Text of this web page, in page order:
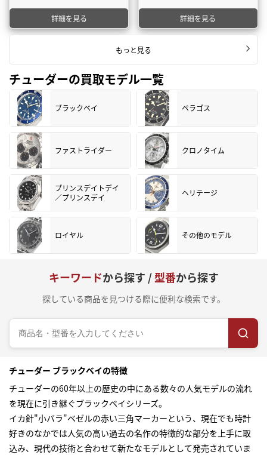
詳細を見る 詳細を見る
もっと見る
チューダーの買取モデル一覧
ブラックベイ ペラゴス
ファストライダー クロノタイム
プリンスデイトデイ
／プリンスデイ
ヘリテージ
ロイヤル その他のモデル
キーワードから探す /型番から探す
探している商品を見つける際に便利な検索です。
チューダー ブラックベイの特徴
チューダーの60年以上の歴史の中にある数々の人気モデルの流れ
を現在に引き継ぐブラックベイシリーズ。
イカ針"小バラ"ベゼルの赤い三角マーカーという、現在でも時計
好きのなかでは人気の高い過去の名作の特徴的な部分を上手に取
込み、現代の技術と合わせて新たなモデルとして発売されていま